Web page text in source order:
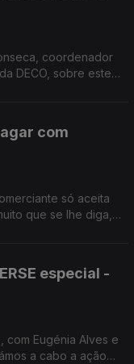
coordenador
DECO, sobre este
com
só aceita
que se lhe diga,
especial -
com Eugénia Alves e
a cabo a ação